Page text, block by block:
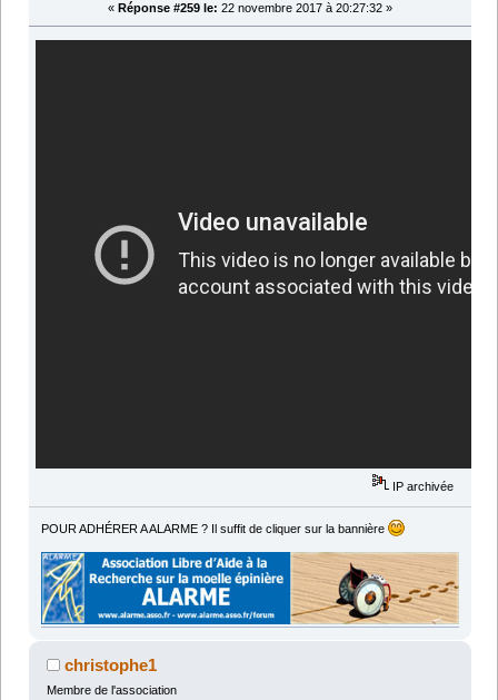
« Réponse #259 le: 22 novembre 2017 à 20:27:32 »
IP archivée
POUR ADHÉRER A ALARME ? Il suffit de cliquer sur la bannière
christophe1
Membre de l'association